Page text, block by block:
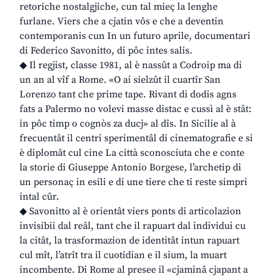
retoriche nostalgjiche, cun tal mieç la lenghe
furlane. Viers che a cjatin vôs e che a deventin
contemporanis cun In un futuro aprile, documentari
di Federico Savonitto, di pôc intes salis.
◆ Il regjist, classe 1981, al è nassût a Codroip ma di
un an al vîf a Rome. «O ai sielzût il cuartîr San
Lorenzo tant che prime tape. Rivant di dodis agns
fats a Palermo no volevi masse distac e cussì al è stât:
in pôc timp o cognòs za ducj» al dîs. In Sicilie al à
frecuentât il centri sperimentâl di cinematografie e si
è diplomât cul cine La città sconosciuta che e conte
la storie di Giuseppe Antonio Borgese, l’archetip di
un personaç in esili e di une tiere che ti reste simpri
intal cûr.
◆ Savonitto al è orientât viers ponts di articolazion
invisibii dal reâl, tant che il rapuart dal individui cu
la citât, la trasformazion de identitât intun rapuart
cul mît, l’atrît tra il cuotidian e il sium, la muart
incombente. Di Rome al presee il «cjaminâ cjapant a